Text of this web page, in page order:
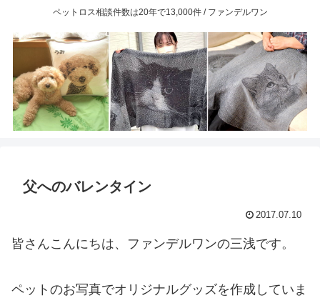
ペットロス相談件数は20年で13,000件 / ファンデルワン
父へのバレンタイン
2017.07.10
皆さんこんにちは、ファンデルワンの三浅です。
ペットのお写真でオリジナルグッズを作成していま